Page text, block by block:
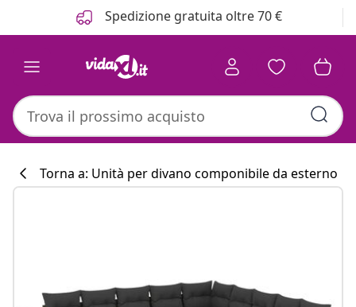
Spedizione gratuita oltre 70 €
Torna a: Unità per divano componibile da esterno